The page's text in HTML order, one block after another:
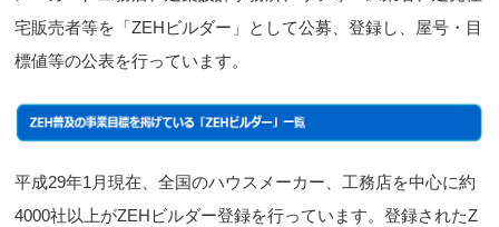
宅販売者等を「ZEHビルダー」として公募、登録し、屋号・目
標値等の公表を行っています。
平成29年1月現在、全国のハウスメーカー、工務店を中心に約
4000社以上がZEHビルダー登録を行っています。登録されたZ